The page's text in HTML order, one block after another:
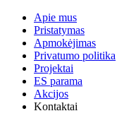
Apie mus
Pristatymas
Apmokėjimas
Privatumo politika
Projektai
ES parama
Akcijos
Kontaktai